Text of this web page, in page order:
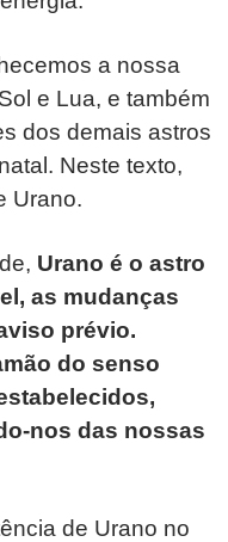
a nossa
e Lua, e também
dos demais astros
Neste texto,
Urano.
Urano é o astro
as mudanças
prévio.
do senso
nos das nossas
de Urano no